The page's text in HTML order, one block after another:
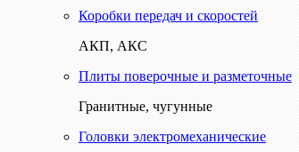
Коробки передач и скоростей
АКП, АКС
Плиты поверочные и разметочные
Гранитные, чугунные
Головки электромеханические